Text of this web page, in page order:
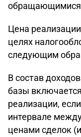
обращающимися
Цена
целях
следующим
В состав
базы
реализации,
интервале
ценами сделок